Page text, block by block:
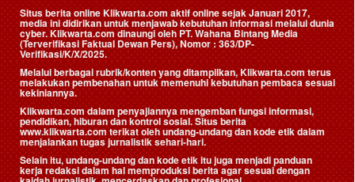
Situs berita online Klikwarta.com aktif online sejak Januari 2017,
media ini didirikan untuk menjawab kebutuhan informasi melalui dunia
cyber. Klikwarta.com dinaungi oleh PT. Wahana Bintang Media
(Terverifikasi Faktual Dewan Pers), Nomor : 363/DP-
Verifikasi/K/X/2025.
Melalui berbagai rubrik/konten yang ditampilkan, Klikwarta.com terus
melakukan pembenahan untuk memenuhi kebutuhan pembaca sesuai
kekiniannya.
Klikwarta.com dalam penyajiannya mengemban fungsi informasi,
pendidikan, hiburan dan kontrol sosial. Situs berita
www.klikwarta.com terikat oleh undang-undang dan kode etik dalam
menjalankan tugas jurnalistik sehari-hari.
Selain itu, undang-undang dan kode etik itu juga menjadi panduan
kerja redaksi dalam hal memproduksi berita agar sesuai dengan